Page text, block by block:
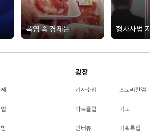
폭염 속 경제는 형사사법
광장
기자수첩 스토리칼럼
아트클럽 기고
인터뷰 기획특집